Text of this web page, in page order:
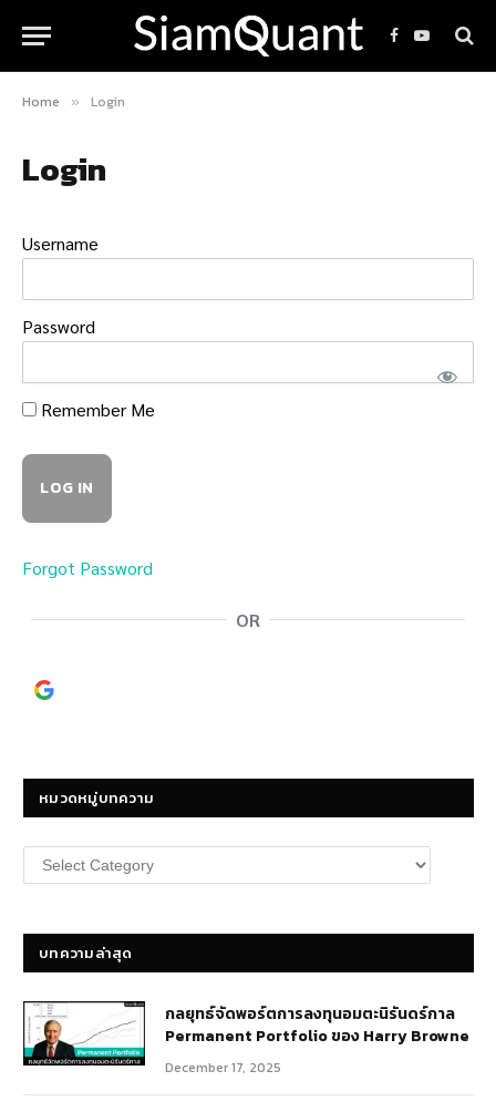
Facebook
YouTube
Home » Login
Login
Username
Password
Remember Me
Forgot Password
OR
หมวดหมู่บทความ
หมวด
หมู่
บทความล่าสุด
กลยุทธ์​จัดพอร์ตการลงทุนอมตะนิรันดร์กาล
Permanent Portfolio ของ Harry Browne
December 17, 2025